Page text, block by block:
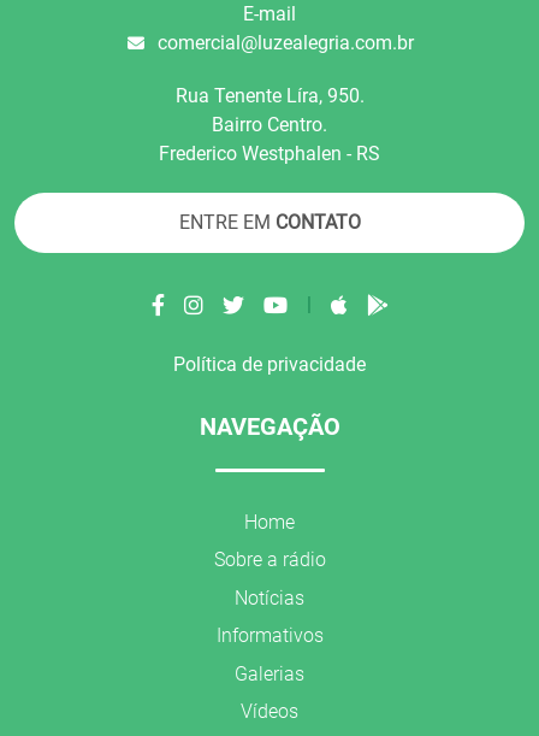
E-mail
comercial@luzealegria.com.br
Rua Tenente Líra, 950.
Bairro Centro.
Frederico Westphalen - RS
ENTRE EM CONTATO
|
Política de privacidade
NAVEGAÇÃO
Home
Sobre a rádio
Notícias
Informativos
Galerias
Vídeos